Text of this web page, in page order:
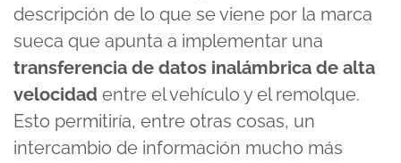
descripción de lo que se viene por la marca
sueca que apunta a implementar una
transferencia de datos inalámbrica de alta
velocidad entre el vehículo y el remolque.
Esto permitiría, entre otras cosas, un
intercambio de información mucho más